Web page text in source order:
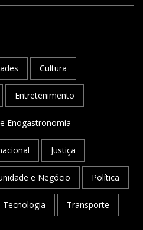
Cultura
Entretenimento
Enogastronomia
Justiça
e Negócio Política
Tecnologia Transporte